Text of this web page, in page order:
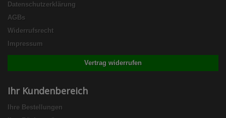
Datenschutzerklärung
AGBs
Widerrufsrecht
Impressum
Vertrag widerrufen
Ihr Kundenbereich
Ihre Bestellungen